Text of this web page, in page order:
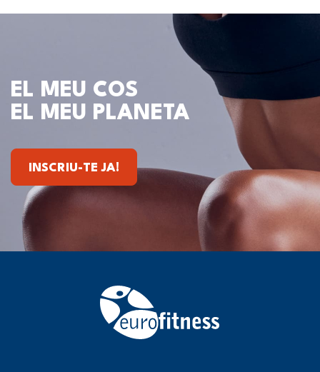
EL MEU COS
EL MEU PLANETA
INSCRIU-TE JA!